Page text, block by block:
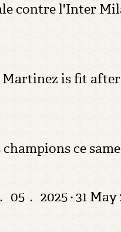
contre l'Inter
is fit
ce
2025 · 31 May